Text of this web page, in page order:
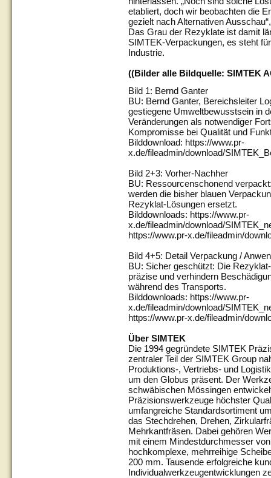
etabliert, doch wir beobachten die
gezielt nach Alternativen
Das Grau der Rezyklate ist damit
SIMTEK-Verpackungen, es steht
Industrie.
((Bilder alle Bildquelle: SIMTEK
Bild 1: Bernd Ganter
BU: Bernd Ganter, Bereichsleiter
gestiegene Umweltbewusstsein in
Veränderungen als notwendiger
Kompromisse bei Qualität und
Bilddownload: https://www.pr-
x.de/fileadmin/download/
Bild 2+3: Vorher-Nachher
BU: Ressourcenschonend
werden die bisher blauen
Rezyklat-Lösungen ersetzt.
Bilddownloads: https://www.pr-
x.de/fileadmin/download/
https://www.pr-x.de/fileadmin/
Bild 4+5: Detail Verpackung /
BU: Sicher geschützt: Die
präzise und verhindern
während des Transports.
Bilddownloads: https://www.pr-
x.de/fileadmin/download/
https://www.pr-x.de/fileadmin/
Über SIMTEK
Die 1994 gegründete SIMTEK
zentraler Teil der SIMTEK Group
Produktions-, Vertriebs- und
um den Globus präsent. Der
schwäbischen Mössingen
Präzisionswerkzeuge höchster
umfangreiche Standardsortiment
das Stechdrehen, Drehen,
Mehrkantfräsen. Dabei gehören
mit einem Mindestdurchmesser
hochkomplexe, mehrreihige
200 mm. Tausende erfolgreiche
Individualwerkzeugentwicklungen